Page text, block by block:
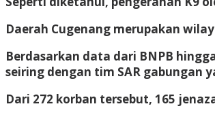
Daerah Cugenang merupakan
Berdasarkan data dari BNPB
seiring dengan tim SAR gabungan
Dari 272 korban tersebut, 165